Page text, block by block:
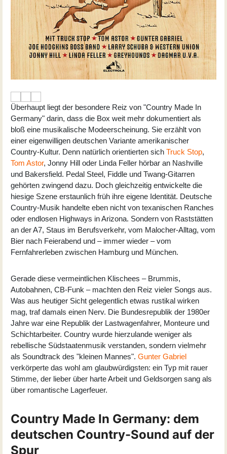
Überhaupt liegt der besondere Reiz von "Country Made In
Germany" darin, dass die Box weit mehr dokumentiert als
bloß eine musikalische Modeerscheinung. Sie erzählt von
einer eigenwilligen deutschen Variante amerikanischer
Country-Kultur. Denn natürlich orientierten sich Truck Stop,
Tom Astor, Jonny Hill oder Linda Feller hörbar an Nashville
und Bakersfield. Pedal Steel, Fiddle und Twang-Gitarren
gehörten zwingend dazu. Doch gleichzeitig entwickelte die
hiesige Szene erstaunlich früh ihre eigene Identität. Deutsche
Country-Musik handelte eben nicht von texanischen Ranches
oder endlosen Highways in Arizona. Sondern von Raststätten
an der A7, Staus im Berufsverkehr, vom Malocher-Alltag, vom
Bier nach Feierabend und – immer wieder – vom
Fernfahrerleben zwischen Hamburg und München.
Gerade diese vermeintlichen Klischees – Brummis,
Autobahnen, CB-Funk – machten den Reiz vieler Songs aus.
Was aus heutiger Sicht gelegentlich etwas rustikal wirken
mag, traf damals einen Nerv. Die Bundesrepublik der 1980er
Jahre war eine Republik der Lastwagenfahrer, Monteure und
Schichtarbeiter. Country wurde hierzulande weniger als
rebellische Südstaatenmusik verstanden, sondern vielmehr
als Soundtrack des "kleinen Mannes". Gunter Gabriel
verkörperte das wohl am glaubwürdigsten: ein Typ mit rauer
Stimme, der lieber über harte Arbeit und Geldsorgen sang als
über romantische Lagerfeuer.
Country Made In Germany: dem
deutschen Country-Sound auf der
Spur